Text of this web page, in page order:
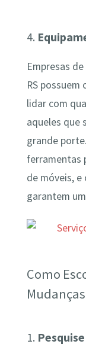
4.
Empresas
RS
lidar com
aqueles que
grande
ferramentas
de móveis,
garantem
Como
1.